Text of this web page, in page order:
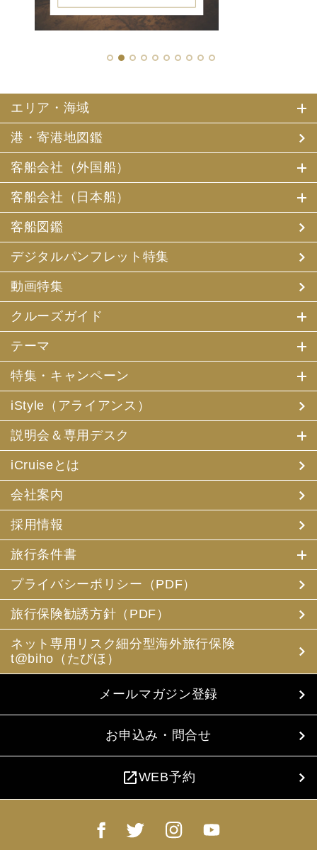
1 2 3 4 5 6 7 8 9 10
エリア・海域
港・寄港地図鑑
客船会社（外国船）
客船会社（日本船）
客船図鑑
デジタルパンフレット特集
動画特集
クルーズガイド
テーマ
特集・キャンペーン
iStyle（アライアンス）
説明会＆専用デスク
iCruiseとは
会社案内
採用情報
旅行条件書
プライバシーポリシー（PDF）
旅行保険勧誘方針（PDF）
ネット専用リスク細分型海外旅行保険
t@biho（たびほ）
メールマガジン登録
お申込み・問合せ
open_in_newWEB予約